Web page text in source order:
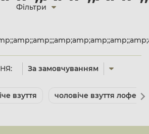
За замовчуванням
Фільтри
взуття чоловіче взуття